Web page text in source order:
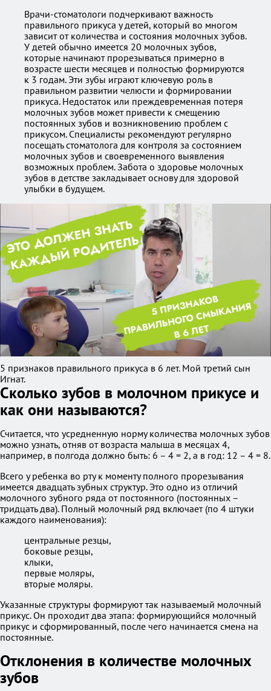
Врачи-стоматологи подчеркивают важность
правильного прикуса у детей, который во многом
зависит от количества и состояния молочных зубов.
У детей обычно имеется 20 молочных зубов,
которые начинают прорезываться примерно в
возрасте шести месяцев и полностью формируются
к 3 годам. Эти зубы играют ключевую роль в
правильном развитии челюсти и формировании
прикуса. Недостаток или преждевременная потеря
молочных зубов может привести к смещению
постоянных зубов и возникновению проблем с
прикусом. Специалисты рекомендуют регулярно
посещать стоматолога для контроля за состоянием
молочных зубов и своевременного выявления
возможных проблем. Забота о здоровье молочных
зубов в детстве закладывает основу для здоровой
улыбки в будущем.
5 признаков правильного прикуса в 6 лет. Мой третий сын
Игнат.
Сколько зубов в молочном прикусе и
как они называются?
Считается, что усредненную норму количества молочных зубов
можно узнать, отняв от возраста малыша в месяцах 4,
например, в полгода должно быть: 6 – 4 = 2, а в год: 12 – 4 = 8.
Всего у ребенка во рту к моменту полного прорезывания
имеется двадцать зубных структур. Это одно из отличий
молочного зубного ряда от постоянного (постоянных –
тридцать два). Полный молочный ряд включает (по 4 штуки
каждого наименования):
центральные резцы,
боковые резцы,
клыки,
первые моляры,
вторые моляры.
Указанные структуры формируют так называемый молочный
прикус. Он проходит два этапа: формирующийся молочный
прикус и сформированный, после чего начинается смена на
постоянные.
Отклонения в количестве молочных
зубов